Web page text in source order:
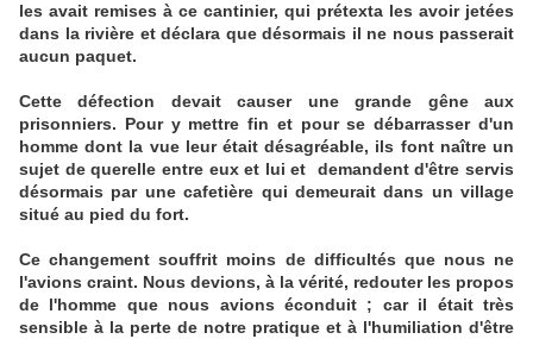
les avait remises à ce cantinier, qui prétexta les avoir jetées
dans la rivière et déclara que désormais il ne nous passerait
aucun paquet.
Cette défection devait causer une grande gêne aux
prisonniers. Pour y mettre fin et pour se débarrasser d'un
homme dont la vue leur était désagréable, ils font naître un
sujet de querelle entre eux et lui et demandent d'être servis
désormais par une cafetière qui demeurait dans un village
situé au pied du fort.
Ce changement souffrit moins de difficultés que nous ne
l'avions craint. Nous devions, à la vérité, redouter les propos
de l'homme que nous avions éconduit ; car il était très
sensible à la perte de notre pratique et à l'humiliation d'être